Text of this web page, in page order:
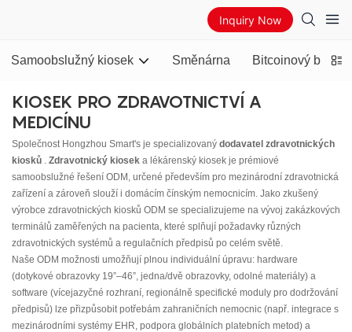
Inquiry Now
Samoobslužný kiosek Směnárna Bitcoinový
KIOSEK PRO ZDRAVOTNICTVÍ A
MEDICÍNU
Společnost Hongzhou Smart's je specializovaný dodavatel zdravotnických
kiosků . Zdravotnický kiosek a lékárenský kiosek je prémiové
samoobslužné řešení ODM, určené především pro mezinárodní zdravotnická
zařízení a zároveň slouží i domácím čínským nemocnicím. Jako zkušený
výrobce zdravotnických kiosků ODM se specializujeme na vývoj zakázkových
terminálů zaměřených na pacienta, které splňují požadavky různých
zdravotnických systémů a regulačních předpisů po celém světě.
Naše ODM možnosti umožňují plnou individuální úpravu: hardware
(dotykové obrazovky 19”–46”, jedna/dvě obrazovky, odolné materiály) a
software (vícejazyčné rozhraní, regionálně specifické moduly pro dodržování
předpisů) lze přizpůsobit potřebám zahraničních nemocnic (např. integrace s
mezinárodními systémy EHR, podpora globálních platebních metod) a